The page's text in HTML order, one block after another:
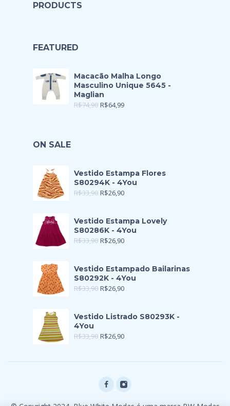
PRODUCTS
FEATURED
Macacão Malha Longo
Masculino Unique 5645 -
Maglian
R$74,90 R$64,99
ON SALE
Vestido Estampa Flores
S80294K - 4You
R$33,90 R$26,90
Vestido Estampa Lovely
S80286K - 4You
R$33,90 R$26,90
Vestido Estampado Bailarinas
S80292K - 4You
R$33,90 R$26,90
Vestido Listrado S80293K -
4You
R$33,90 R$26,90